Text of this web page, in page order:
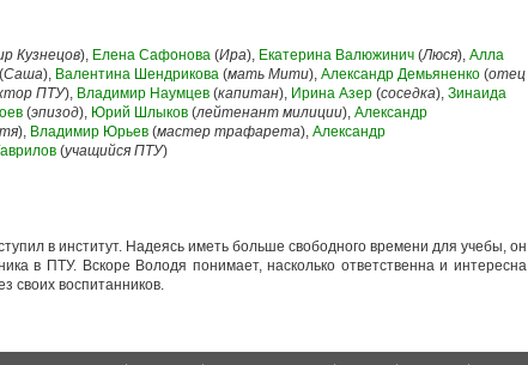
Кузнецов), Елена Сафонова (Ира), Екатерина Валюжинич (Люся), Алла
(Саша), Валентина Шендрикова (мать Мити), Александр Демьяненко (отец
ПТУ), Владимир Наумцев (капитан), Ирина Азер (соседка), Зинаида
(эпизод), Юрий Шлыков (лейтенант милиции), Александр
), Владимир Юрьев (мастер трафарета), Александр
(учащийся ПТУ)
в институт. Надеясь иметь больше свободного времени для учебы, он
в ПТУ. Вскоре Володя понимает, насколько ответственна и интересна
своих воспитанников.